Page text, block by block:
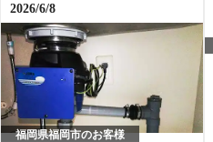
2026/6/8
福岡県福岡市のお客様